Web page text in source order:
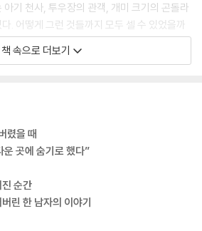
아기 천사, 투우장의 관객, 개미 크기의 곤돌라
. 어떻게 그런 것들까지 모두 셀 수 있었을까
나 시간이 많았는지를 실감하지 못해서다).
살고 있는데 우연히도 거의 그 숫자에 맞먹
이 있는 마천루의 사무실로는 더 이상 돌아
. 세상 속에서 앞으로 나아가기 위해 애를 쓰
더 앞으로 움직이고 싶지 않았다. 어떤 의미에
았다. (중략) 그러다 한 생각이 머릿속에서
책 속으로 더보기
렸을 때
운 곳에 숨기로 했다”
순간
린 한 남자의 이야기